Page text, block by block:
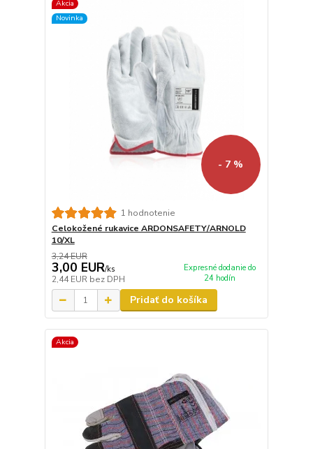
Akcia
Novinka
- 7 %
1 hodnotenie
Celokožené rukavice ARDONSAFETY/ARNOLD
10/XL
3,24 EUR
3,00 EUR/ks
2,44 EUR bez DPH
Expresné dodanie do
24 hodín
Pridať do košíka
Akcia